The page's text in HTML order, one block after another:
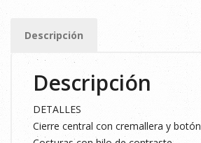
GRIS
cantidad
Descripción
Descripción
DETALLES
Cierre central con cremallera y botón